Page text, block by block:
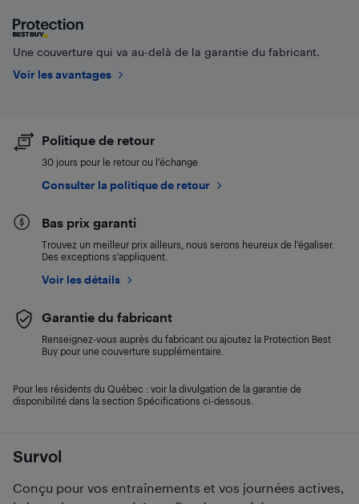
Survol
Conçu pour vos entraînements et vos journées actives,
Une couverture qui va au-delà de la garantie du fabricant.
Voir les avantages
Politique de retour
30 jours pour le retour ou l’échange
Consulter la politique de retour
Bas prix garanti
Trouvez un meilleur prix ailleurs, nous serons heureux de l’égaliser.
Des exceptions s’appliquent.
Voir les détails
Garantie du fabricant
Renseignez-vous auprès du fabricant ou ajoutez la Protection Best
Buy pour une couverture supplémentaire.
Pour les résidents du Québec : voir la divulgation de la garantie de
disponibilité dans la section Spécifications ci-dessous.